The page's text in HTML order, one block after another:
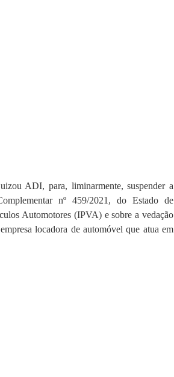
ADI, para, liminarmente, suspender a
nº 459/2021, do Estado de
Automotores (IPVA) e sobre a vedação
locadora de automóvel que atua em